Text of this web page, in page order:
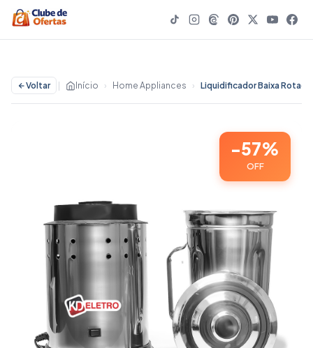
Voltar Início › Home Appliances ›
-57%
OFF